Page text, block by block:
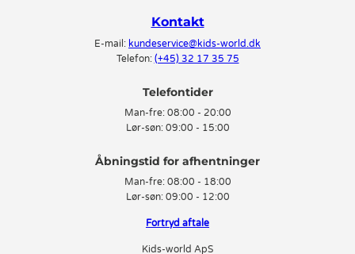
Kontakt
E-mail: kundeservice@kids-world.dk
Telefon: (+45) 32 17 35 75
Telefontider
Man-fre: 08:00 - 20:00
Lør-søn: 09:00 - 15:00
Man-fre: 08:00 - 18:00
Lør-søn: 09:00 - 12:00
Fortryd aftale
Kids-world ApS